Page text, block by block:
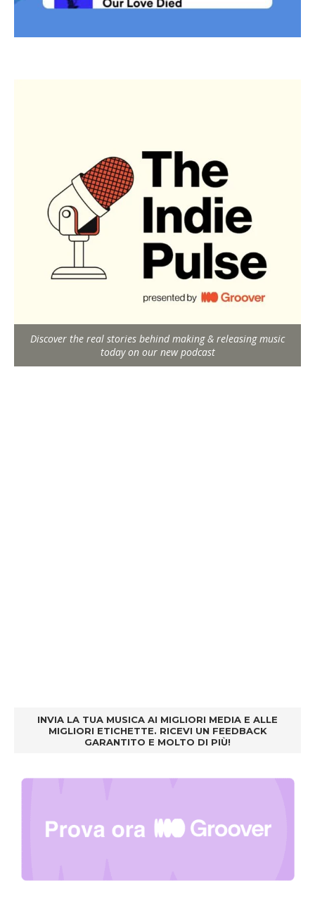
Discover the real stories behind making & releasing music
today on our new podcast
INVIA LA TUA MUSICA AI MIGLIORI MEDIA E ALLE
MIGLIORI ETICHETTE. RICEVI UN FEEDBACK
GARANTITO E MOLTO DI PIÙ!